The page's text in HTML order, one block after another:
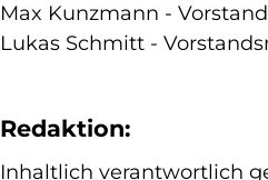
Max Kunzmann -
Lukas Schmitt -
Redaktion:
Inhaltlich verantwortlich